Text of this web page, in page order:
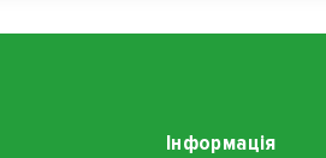
Інформація